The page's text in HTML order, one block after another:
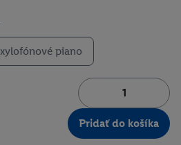
xylofónové piano
Pridať do košíka